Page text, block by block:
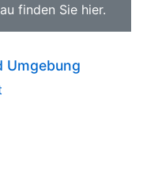
finden Sie hier.
Umgebung